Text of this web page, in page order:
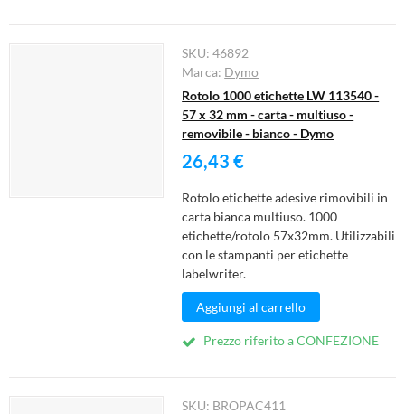
SKU:46892
Marca: Dymo
Rotolo 1000 etichette LW 113540 -
57 x 32 mm - carta - multiuso -
removibile - bianco - Dymo
26,43 €
Rotolo etichette adesive rimovibili in
carta bianca multiuso. 1000
etichette/rotolo 57x32mm. Utilizzabili
con le stampanti per etichette
labelwriter.
Aggiungi al carrello
Prezzo riferito a CONFEZIONE
SKU: BROPAC411